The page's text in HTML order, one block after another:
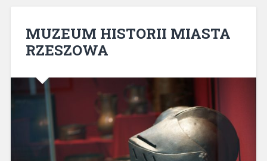
MUZEUM HISTORII MIASTA
RZESZOWA